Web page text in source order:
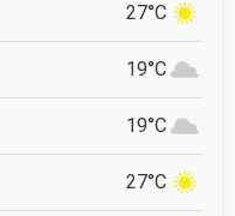
27°C
19°C
19°C
27°C